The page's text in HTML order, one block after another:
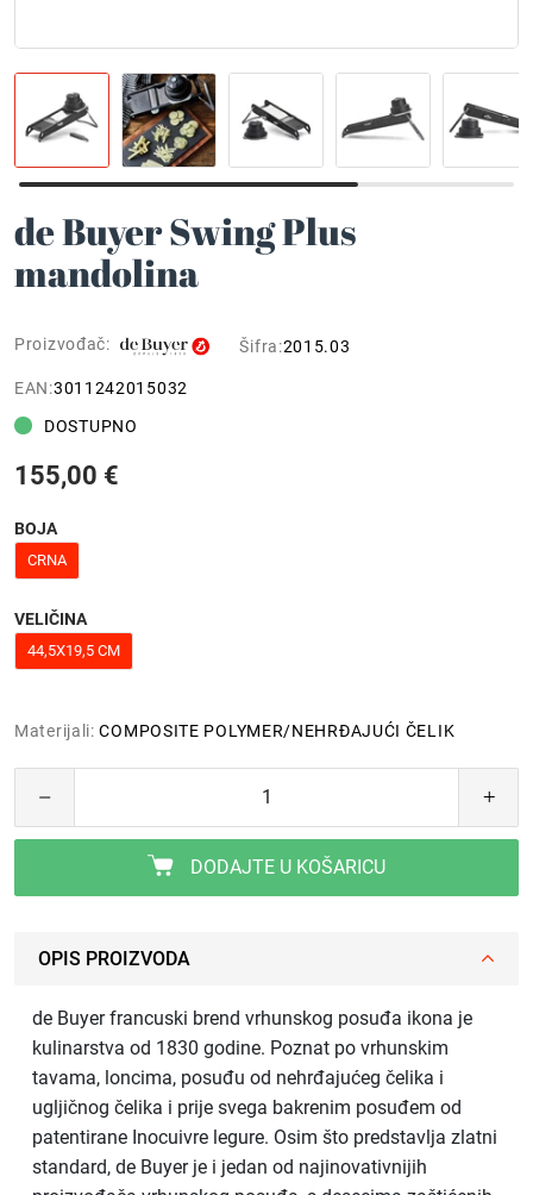
de Buyer Swing Plus
mandolina
Proizvođač: Šifra:2015.03
EAN:3011242015032
DOSTUPNO
155,00 €
BOJA
CRNA
VELIČINA
44,5X19,5 CM
Materijali: COMPOSITE POLYMER/NEHRĐAJUĆI ČELIK
DODAJTE U KOŠARICU
OPIS PROIZVODA
de Buyer francuski brend vrhunskog posuđa ikona je
kulinarstva od 1830 godine. Poznat po vrhunskim
tavama, loncima, posuđu od nehrđajućeg čelika i
ugljičnog čelika i prije svega bakrenim posuđem od
patentirane Inocuivre legure. Osim što predstavlja zlatni
standard, de Buyer je i jedan od najinovativnijih